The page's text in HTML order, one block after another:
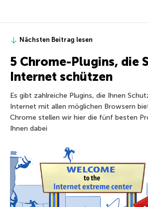
Nächsten Beitrag lesen
5 Chrome-Plugins, die
Internet schützen
Es gibt zahlreiche Plugins, die Ihnen
Internet mit allen möglichen Browsern
Chrome stellen wir hier die fünf besten
Ihnen dabei